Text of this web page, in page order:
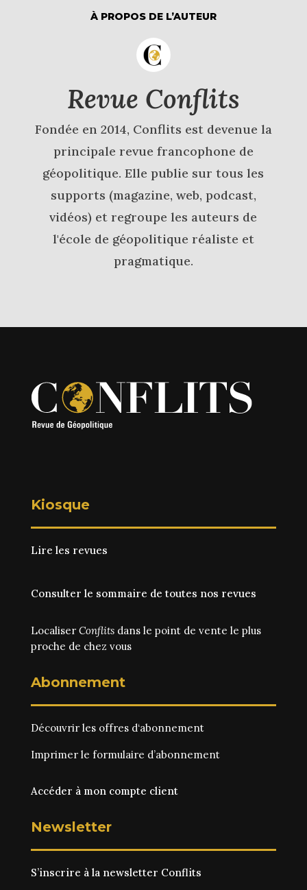
À PROPOS DE L’AUTEUR
Revue Conflits
Fondée en 2014, Conflits est devenue la
principale revue francophone de
géopolitique. Elle publie sur tous les
supports (magazine, web, podcast,
vidéos) et regroupe les auteurs de
l'école de géopolitique réaliste et
pragmatique.
Kiosque
Lire les revues
Consulter le sommaire de toutes nos revues
Localiser Conflitsdans le point de vente le plus
proche de chez vous
Abonnement
Découvrir les offres d‘abonnement
Imprimer le formulaire d’abonnement
Accéder à mon compte client
Newsletter
S’inscrire à la newsletter Conflits